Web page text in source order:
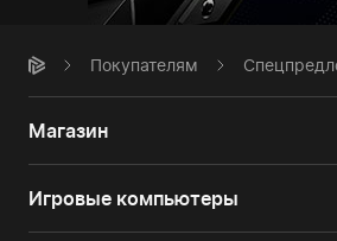
Покупателям
Магазин
Игровые компьютеры